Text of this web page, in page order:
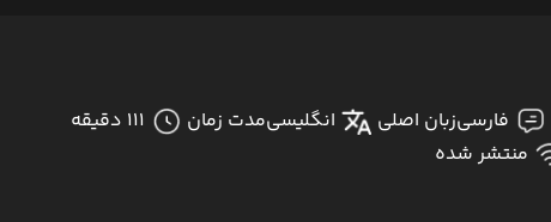
فارسیزبان اصلی انگلیسیمدت زمان
111 دقیقه
منتشر شده